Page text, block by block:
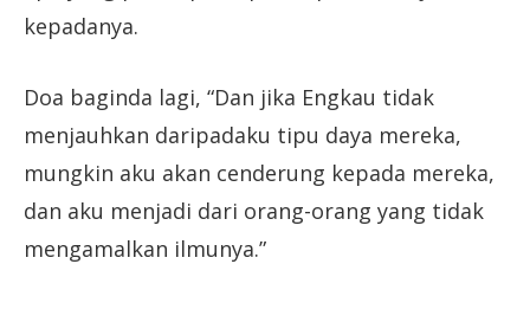
kepadanya.
Doa baginda lagi, “Dan jika Engkau tidak
menjauhkan daripadaku tipu daya mereka,
mungkin aku akan cenderung kepada mereka,
dan aku menjadi dari orang-orang yang tidak
mengamalkan ilmunya.”